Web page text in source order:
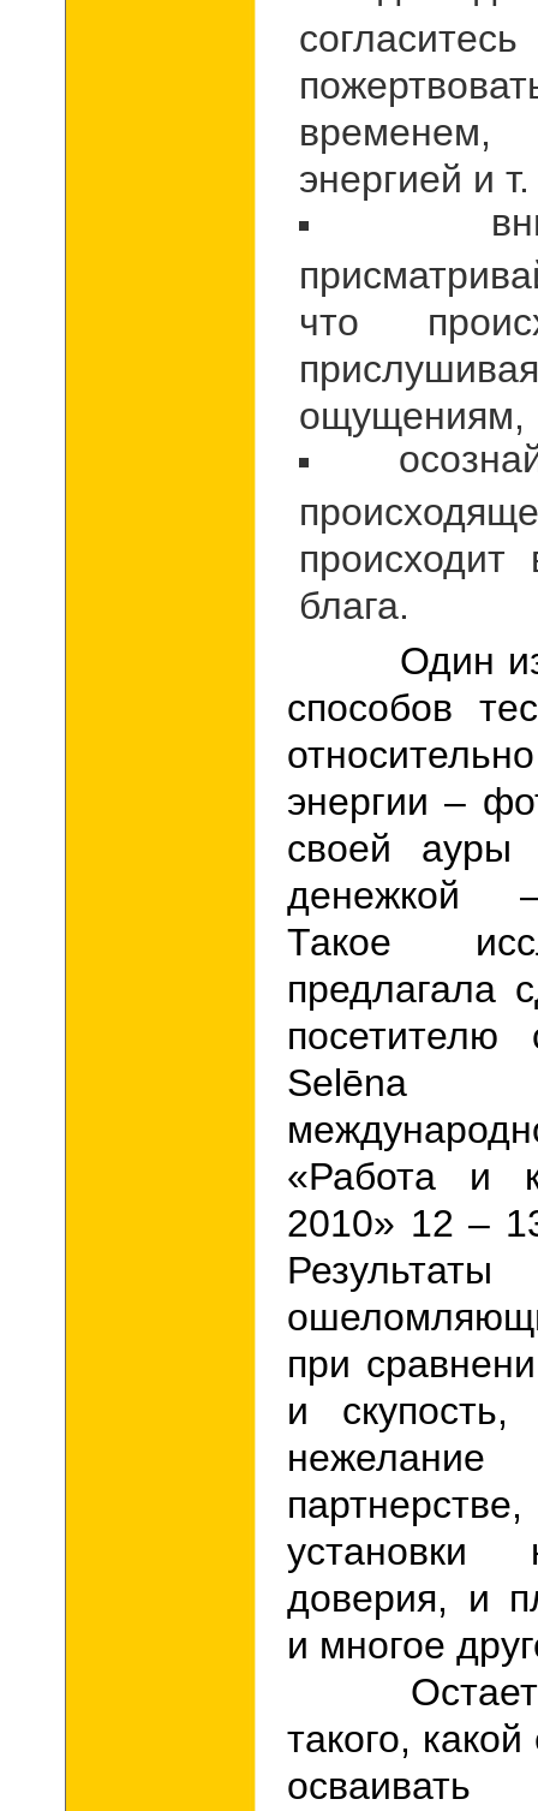
энергией и
что
ощущениям,
блага.
Один из
способов
энергии –
своей
денежкой
Такое
предлагала
«Работа и
2010» 12 –
при
и
установки
доверия, и
и многое
Остается
такого,